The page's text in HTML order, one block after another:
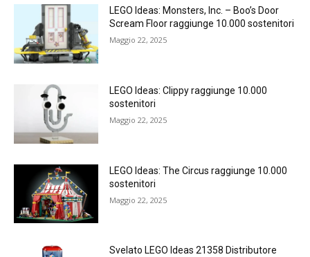
LEGO Ideas: Monsters, Inc. – Boo’s Door
Scream Floor raggiunge 10.000 sostenitori
Maggio 22, 2025
LEGO Ideas: Clippy raggiunge 10.000
sostenitori
Maggio 22, 2025
LEGO Ideas: The Circus raggiunge 10.000
sostenitori
Maggio 22, 2025
Svelato LEGO Ideas 21358 Distributore